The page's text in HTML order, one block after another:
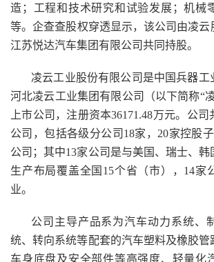
造；工程和技术研究和试验发展；机械
等。企查查股权穿透显示，该公司由凌云
江苏悦达汽车集团有限公司共同持股。
凌云工业股份有限公司是中国兵器工
河北凌云工业集团有限公司（以下简称“
上市公司，注册资本36171.48万元。公
公司，包括各级分公司18家，20家控股
公司；其中13家公司是与美国、瑞士、韩
生产布局覆盖全国15个省（市），14家
业。
公司主导产品系为汽车动力系统、
统、转向系统等配套的汽车塑料及橡胶管
车身底盘及安全部件等高强度、轻量化